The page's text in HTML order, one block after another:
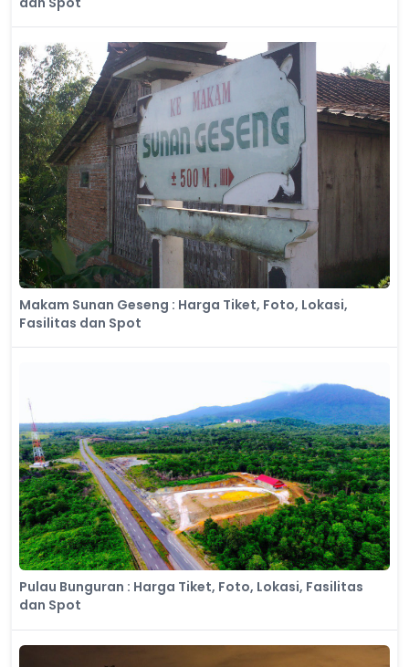
Makam Sunan Geseng : Harga Tiket, Foto, Lokasi,
Fasilitas dan Spot
Pulau Bunguran : Harga Tiket, Foto, Lokasi, Fasilitas
dan Spot